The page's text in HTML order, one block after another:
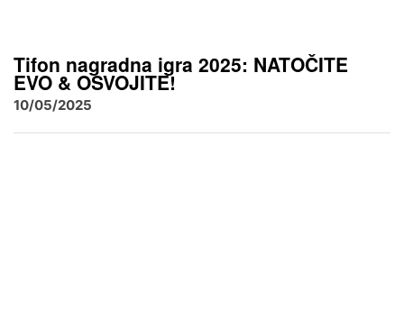
Tifon nagradna igra 2025: NATOČITE
EVO & OSVOJITE!
10/05/2025